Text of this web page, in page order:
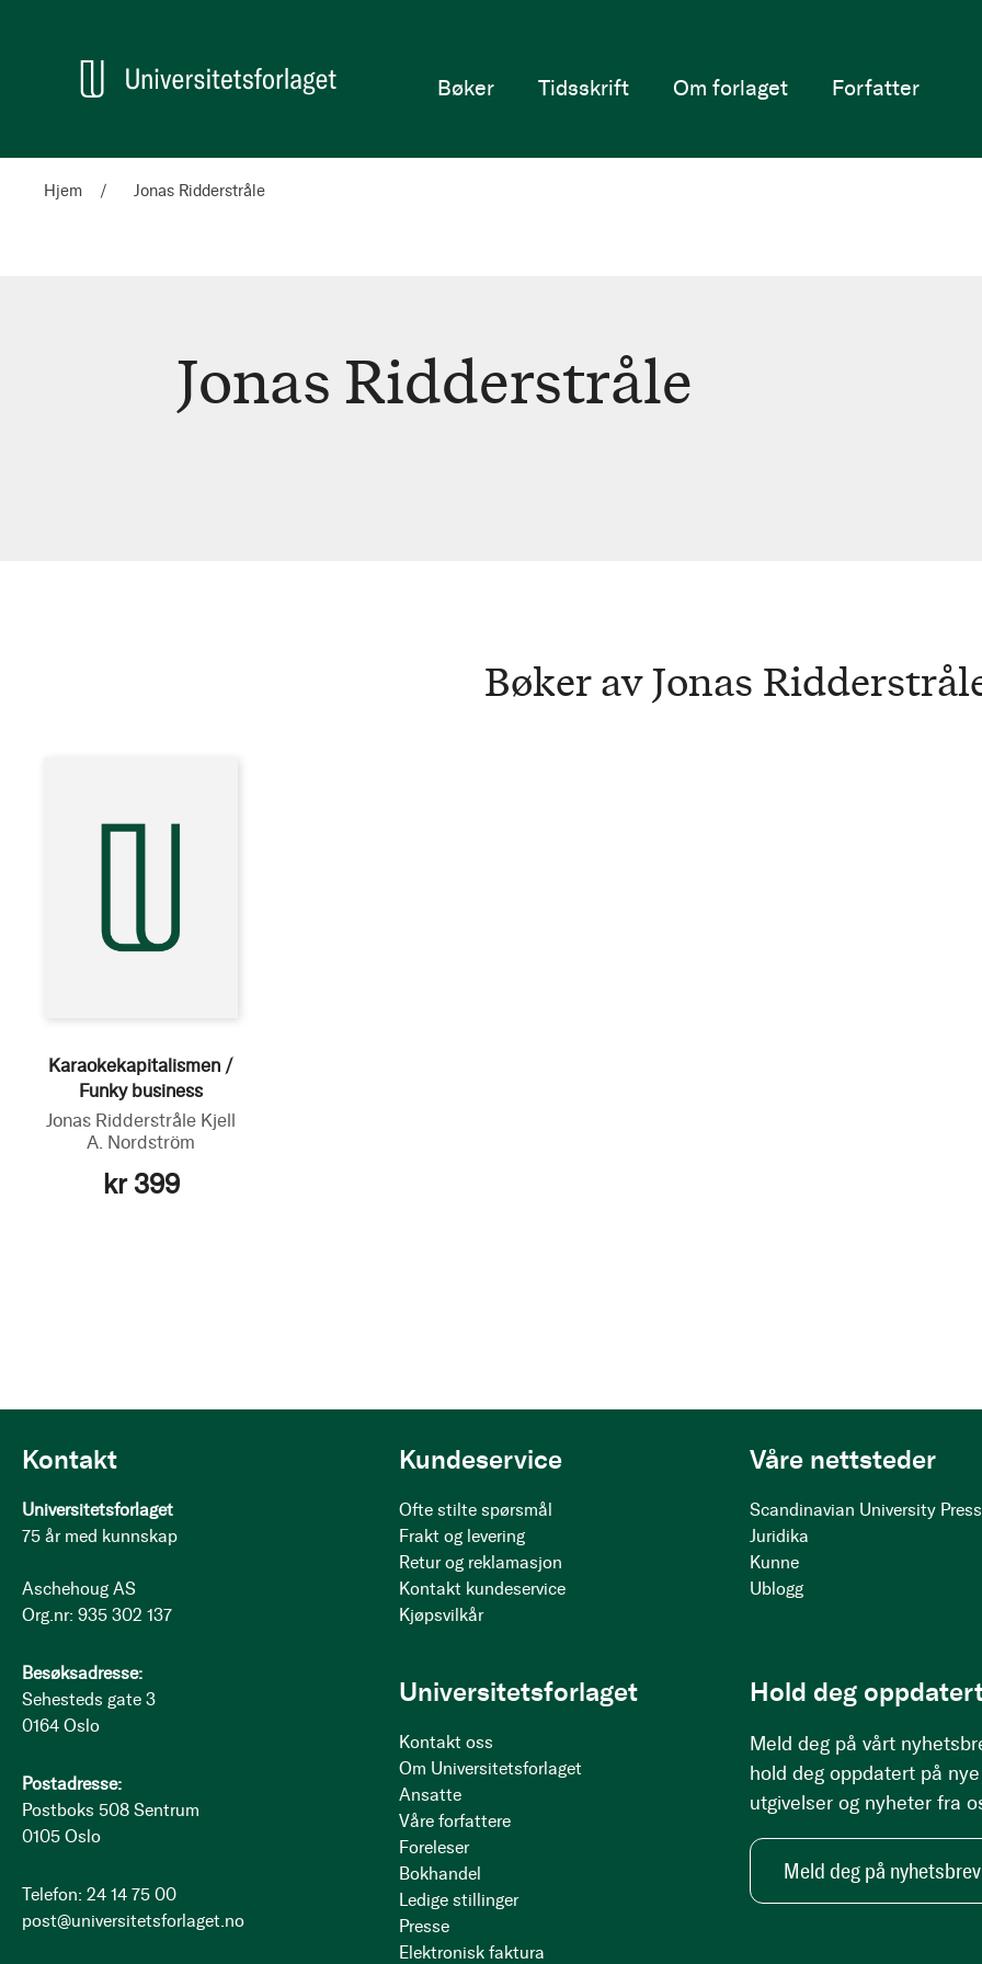
Hjem
Bøker Tidsskrift Om forlaget Forfatter
Hjem Jonas Ridderstråle
JonasJonas Ridderstråle
Bøker av Jonas
Karaokekapitalismen /
Funky business
Jonas Ridderstråle Kjell
A. Nordström
kr 399
Kontakt
Universitetsforlaget
75 år med kunnskap
Aschehoug AS
Org.nr: 935 302 137
Besøksadresse:
Sehesteds gate 3
0164 Oslo
Postadresse:
Postboks 508 Sentrum
0105 Oslo
Telefon: 24 14 75 00
post@universitetsforlaget.no
Kundeservice
Ofte stilte spørsmål
Frakt og levering
Retur og reklamasjon
Kontakt kundeservice
Kjøpsvilkår
Våre nettsteder
Scandinavian University Press
Juridika
Kunne
Ublogg
Universitetsforlaget
Kontakt oss
Om Universitetsforlaget
Ansatte
Våre forfattere
Foreleser
Bokhandel
Ledige stillinger
Presse
Elektronisk faktura
Hold deg
Meld deg på vårt
hold deg oppdatert på nye
utgivelser og nyheter fra
Meld deg på nyhetsbrev